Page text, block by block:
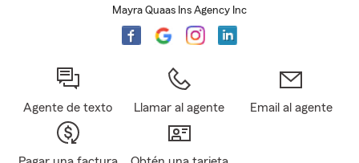
Mayra Quaas Ins Agency Inc
Agente de texto Llamar al agente Email al agente